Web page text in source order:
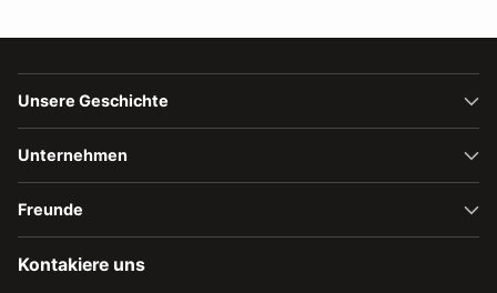
Unsere Geschichte
Unternehmen
Freunde
Kontakiere uns